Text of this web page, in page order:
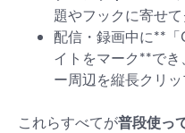
題やフックに寄せて
配信・録画中に**
イトをマーク**で
ー周辺を縦長クリ
これらすべてが普段使っ